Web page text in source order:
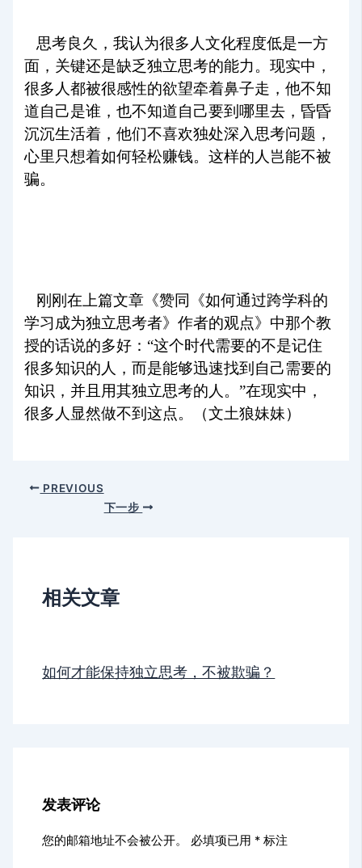
思考良久，我认为很多人文化程度低是一方
面，关键还是缺乏独立思考的能力。现实中，
很多人都被很感性的欲望牵着鼻子走，他不知
道自己是谁，也不知道自己要到哪里去，昏昏
沉沉生活着，他们不喜欢独处深入思考问题，
心里只想着如何轻松赚钱。这样的人岂能不被
骗。
刚刚在上篇文章《赞同《如何通过跨学科的
学习成为独立思考者》作者的观点》中那个教
授的话说的多好：“这个时代需要的不是记住
很多知识的人，而是能够迅速找到自己需要的
知识，并且用其独立思考的人。”在现实中，
很多人显然做不到这点。（文土狼妹妹）
PREVIOUS
下一步
相关文章
如何才能保持独立思考，不被欺骗？
发表评论
您的邮箱地址不会被公开。 必填项已用 * 标注